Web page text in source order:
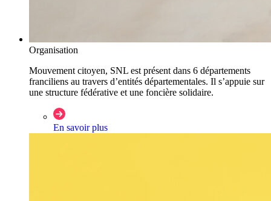
Organisation
Mouvement citoyen, SNL est présent dans 6 départements
franciliens au travers d’entités départementales. Il s’appuie sur
une structure fédérative et une foncière solidaire.
En savoir plus